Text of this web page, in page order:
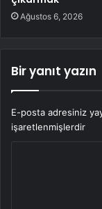
Ağustos 6, 2026
Bir yanıt yazın
E-posta adresiniz
işaretlenmişlerdir